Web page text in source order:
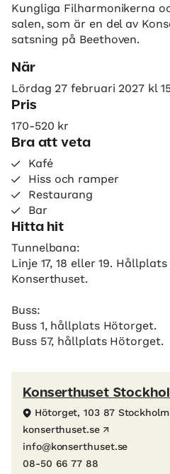
Kungliga Filharmonikerna
salen, som är en del av
satsning på Beethoven.
När
Lördag 27 februari 2027 kl
Pris
170-520 kr
Bra att veta
Kafé
Hiss och ramper
Restaurang
Bar
Hitta hit
Tunnelbana:
Linje 17, 18 eller 19.
Konserthuset.
Buss:
Buss 1, hållplats Hötorget.
Buss 57, hållplats Hötorget.
Konserthuset
Hötorget, 103 87 Stockholm
konserthuset.se
info@konserthuset.se
08-50 66 77 88